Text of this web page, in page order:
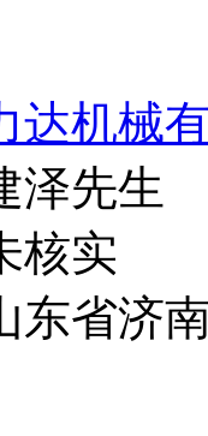
达机械
泽先生
核实
东省济